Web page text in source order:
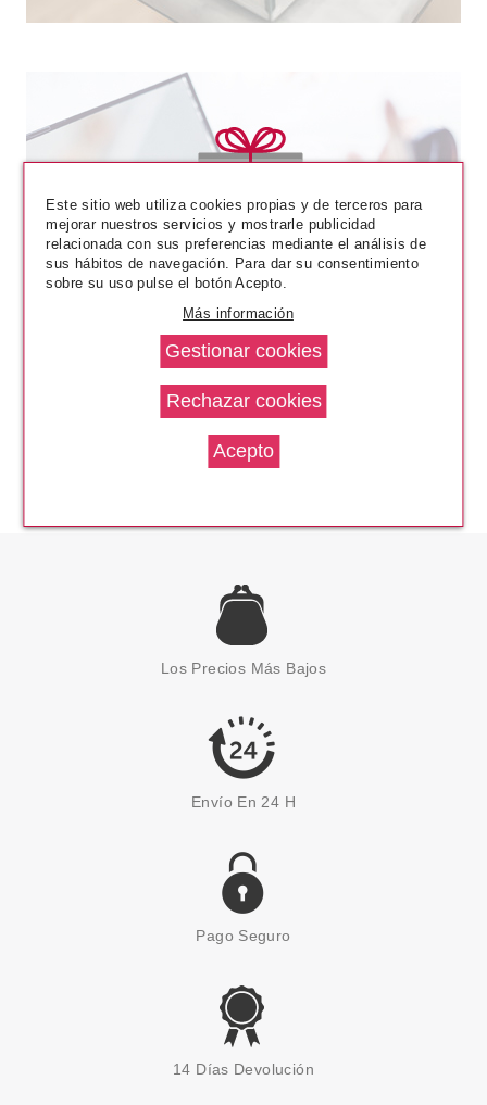
Los Precios Más Bajos
Envío En 24 H
Pago Seguro
14 Días Devolución
Este sitio web utiliza cookies propias y de terceros para
mejorar nuestros servicios y mostrarle publicidad
relacionada con sus preferencias mediante el análisis de
sus hábitos de navegación. Para dar su consentimiento
sobre su uso pulse el botón Acepto.
Más información